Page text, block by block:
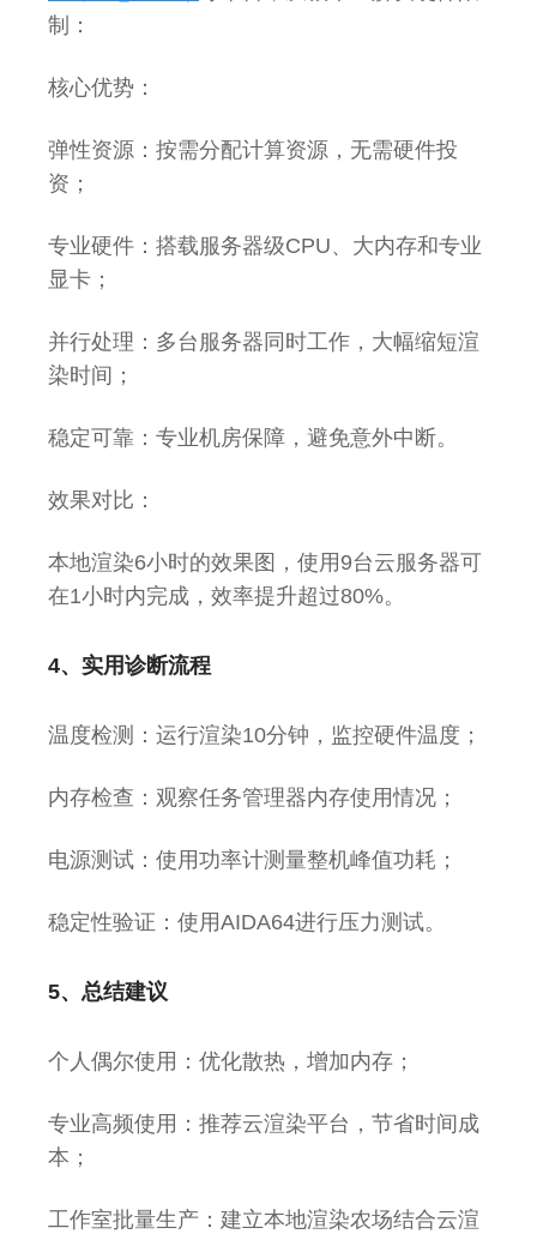
制：
核心优势：
弹性资源：按需分配计算资源，无需硬件投
资；
专业硬件：搭载服务器级CPU、大内存和专业
显卡；
并行处理：多台服务器同时工作，大幅缩短渲
染时间；
稳定可靠：专业机房保障，避免意外中断。
效果对比：
本地渲染6小时的效果图，使用9台云服务器可
在1小时内完成，效率提升超过80%。
4、实用诊断流程
温度检测：运行渲染10分钟，监控硬件温度；
内存检查：观察任务管理器内存使用情况；
电源测试：使用功率计测量整机峰值功耗；
稳定性验证：使用AIDA64进行压力测试。
5、总结建议
个人偶尔使用：优化散热，增加内存；
专业高频使用：推荐云渲染平台，节省时间成
本；
工作室批量生产：建立本地渲染农场结合云渲